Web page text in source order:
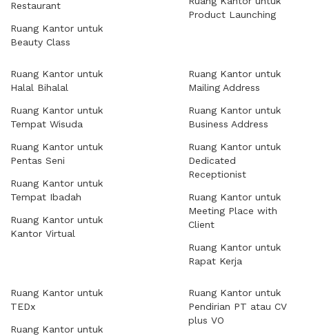
Restaurant
Ruang Kantor untuk
Beauty Class
Product Launching
Ruang Kantor untuk
Halal Bihalal
Ruang Kantor untuk
Tempat Wisuda
Ruang Kantor untuk
Pentas Seni
Ruang Kantor untuk
Tempat Ibadah
Ruang Kantor untuk
Kantor Virtual
Ruang Kantor untuk
Mailing Address
Ruang Kantor untuk
Business Address
Ruang Kantor untuk
Dedicated
Receptionist
Ruang Kantor untuk
Meeting Place with
Client
Ruang Kantor untuk
Rapat Kerja
Ruang Kantor untuk
TEDx
Ruang Kantor untuk
Ruang Kantor untuk
Pendirian PT atau CV
plus VO